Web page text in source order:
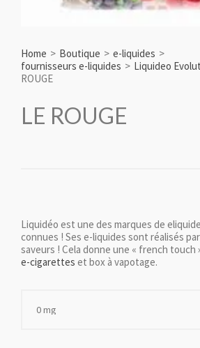
Home > Boutique > e-liquides >
fournisseurs e-liquides > Liquideo
ROUGE
LE ROUGE
Liquidéo est une des marques de
connues ! Ses e-liquides sont réalisés
saveurs ! Cela donne une « french touch
e-cigarettes et box à vapotage.